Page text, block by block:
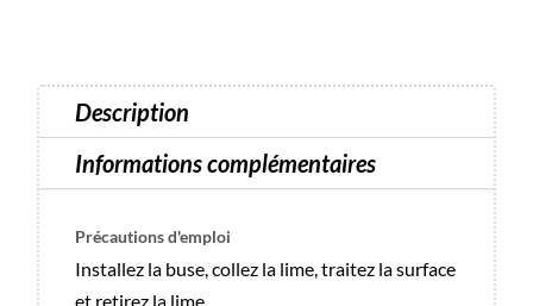
L
Fourni
Avec
Embout
Interchangeable
180
Grit
Description
Informations complémentaires
Précautions d'emploi
Installez la buse, collez la lime, traitez la surface
et retirez la lime.